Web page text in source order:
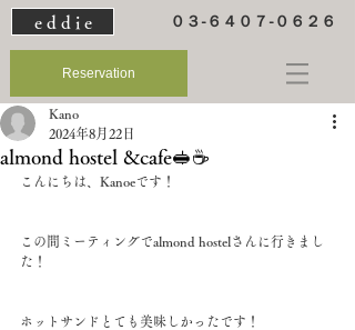
e d d i e ０３-６４０７-０６２６
Reservation
almond hostel &cafe🥪☕️
Kano
2024年8月22日
こんにちは、Kanoeです！
この間ミーティングでalmond hostelさんに行きまし
た！
ホットサンドとても美味しかったです！